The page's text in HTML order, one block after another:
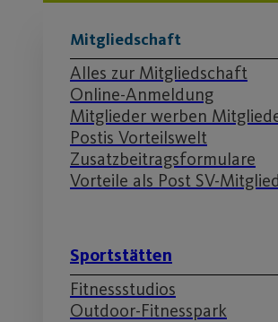
Mitgliedschaft
Alles zur Mitgliedschaft
Online-Anmeldung
Mitglieder werben
Postis Vorteilswelt
Zusatzbeitragsformulare
Vorteile als Post SV-Mitglied
Sportstätten
Fitnessstudios
Outdoor-Fitnesspark